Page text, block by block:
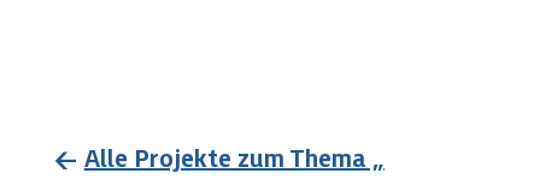
← Alle Projekte zum Thema „